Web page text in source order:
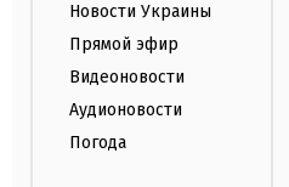
Новости Украины
Прямой эфир
Видеоновости
Аудионовости
Погода